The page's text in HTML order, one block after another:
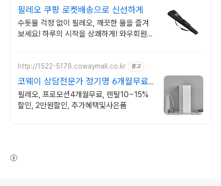
필레오 쿠팡 로켓배송으로 신선하게
수돗물 걱정 없이 필레오, 깨끗한 물을 즐겨
보세요! 하루의 시작을 상쾌하게! 와우회원
http://1522-5178.cowaymall.co.kr 광고
코웨이 상담전문가 정기명 6개월무료,
추가많은혜택
필레오, 프로모션4개월무료, 렌탈10~15%
할인, 2만원할인, 추가혜택및사은품